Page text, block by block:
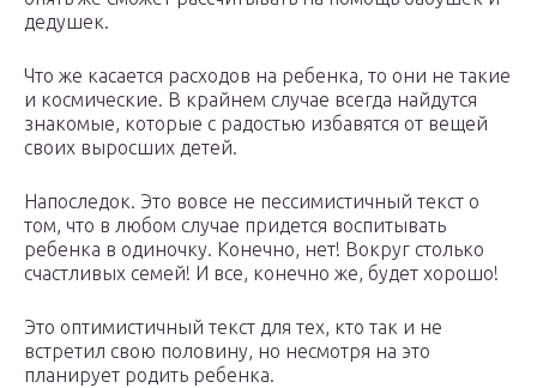
дедушек.
Что же касается расходов на ребенка, то они не такие
и космические. В крайнем случае всегда найдутся
знакомые, которые с радостью избавятся от вещей
своих выросших детей.
Напоследок. Это вовсе не пессимистичный текст о
том, что в любом случае придется воспитывать
ребенка в одиночку. Конечно, нет! Вокруг столько
счастливых семей! И все, конечно же, будет хорошо!
Это оптимистичный текст для тех, кто так и не
встретил свою половину, но несмотря на это
планирует родить ребенка.